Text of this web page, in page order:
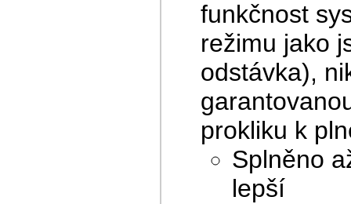
funkčnost
režimu jako
odstávka),
prokliku k
Splněno
lepší